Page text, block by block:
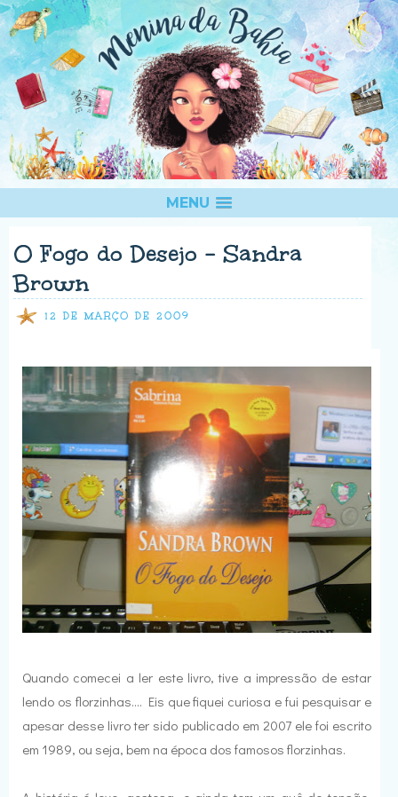
MENU
O Fogo do Desejo - Sandra
Brown
12 DE MARÇO DE 2009
Quando comecei a ler este livro, tive a impressão de estar
lendo os florzinhas.... Eis que fiquei curiosa e fui pesquisar e
apesar desse livro ter sido publicado em 2007 ele foi escrito
em 1989, ou seja, bem na época dos famosos florzinhas.